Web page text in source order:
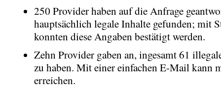
250 Provider haben auf die Anfrage
hauptsächlich legale Inhalte gefunden; mit
konnten diese Angaben bestätigt werden.
Zehn Provider gaben an, ingesamt 61
zu haben. Mit einer einfachen E-Mail kann
erreichen.